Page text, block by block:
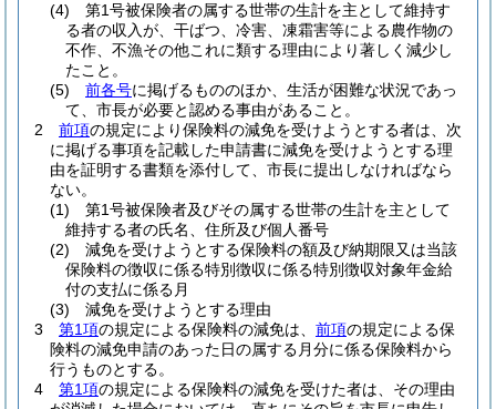
(4)
第1号被保険者の属する世帯の生計を主として維持す
る者の収入が、干ばつ、冷害、凍霜害等による農作物の
不作、不漁その他これに類する理由により著しく減少し
たこと。
(5)
前各号に掲げるもののほか、生活が困難な状況であっ
て、市長が必要と認める事由があること。
2
前項の規定により保険料の減免を受けようとする者は、次
に掲げる事項を記載した申請書に減免を受けようとする理
由を証明する書類を添付して、市長に提出しなければなら
ない。
(1)
第1号被保険者及びその属する世帯の生計を主として
維持する者の氏名、住所及び個人番号
(2)
減免を受けようとする保険料の額及び納期限又は当該
保険料の徴収に係る特別徴収に係る特別徴収対象年金給
付の支払に係る月
(3)
減免を受けようとする理由
3
第1項の規定による保険料の減免は、 前項の規定による保
険料の減免申請のあった日の属する月分に係る保険料から
行うものとする。
4
第1項の規定による保険料の減免を受けた者は、その理由